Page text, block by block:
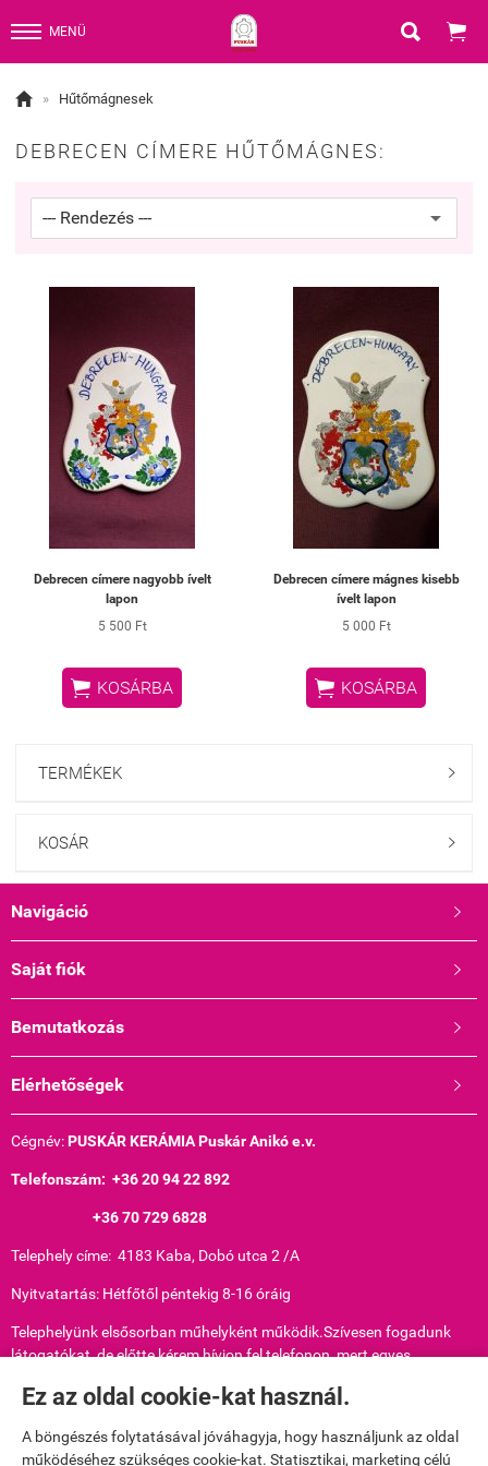
Ez az oldal cookie-kat használ.
A böngészés folytatásával jóváhagyja, hogy használjunk az oldal
működéséhez szükséges cookie-kat. Statisztikai, marketing célú
MENÜ  
 » Hűtőmágnesek
DEBRECEN CÍMERE HŰTŐMÁGNES:
Debrecen címere nagyobb ívelt
lapon
5 500 Ft
 KOSÁRBA
Debrecen címere mágnes kisebb
ívelt lapon
5 000 Ft
 KOSÁRBA
TERMÉKEK 
KOSÁR 
Navigáció 
Saját fiók 
Bemutatkozás 
Elérhetőségek 
Cégnév:PUSKÁR KERÁMIA Puskár Anikó e.v.
Telefonszám: +36 20 94 22 892
+36 70 729 6828
Telephely címe: 4183 Kaba, Dobó utca 2 /A
Nyitvatartás: Hétfőtől péntekig 8-16 óráig
Telephelyünk elsősorban műhelyként működik.Szívesen fogadunk
látogatókat, de előtte kérem hívjon fel telefonon, mert egyes
Adószám: 68278782-2-29